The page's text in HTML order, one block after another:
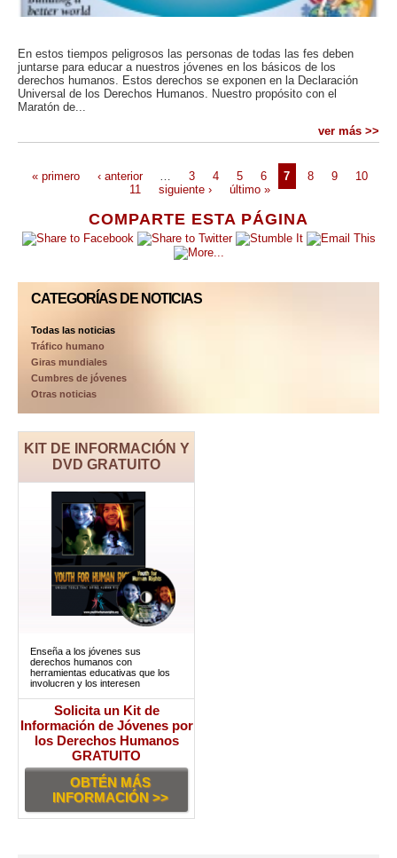
COMPARTE ESTA PÁGINA
CATEGORÍAS DE NOTICIAS
Todas las noticias
Tráfico humano
Giras mundiales
Cumbres de jóvenes
Otras noticias
KIT DE INFORMACIÓN Y
DVD GRATUITO
Enseña a los jóvenes sus
derechos humanos con
herramientas educativas que los
involucren y los interesen
Solicita un Kit de
Información de Jóvenes por
los Derechos Humanos
GRATUITO
OBTÉN MÁS
INFORMACIÓN >>
En estos tiempos peligrosos las personas de todas las fes deben
juntarse para educar a nuestros jóvenes en los básicos de los
derechos humanos. Estos derechos se exponen en la Declaración
Universal de los Derechos Humanos. Nuestro propósito con el
Maratón de...
ver más >>
« primero ‹ anterior … 3 4 5 6 7 8 9
10
11
siguiente › último »